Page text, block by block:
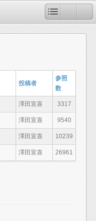
投稿者
参照
数
澤田宣喜 3317
澤田宣喜 9540
澤田宣喜 10239
澤田宣喜 26961